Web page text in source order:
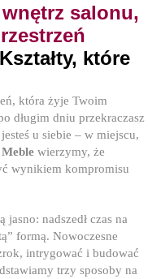
salonu,
które
która żyje Twoim
długim dniu przekraczasz
u siebie – w miejscu,
wierzymy, że
wynikiem kompromisu
nadszedł czas na
formą. Nowoczesne
intrygować i budować
trzy sposoby na